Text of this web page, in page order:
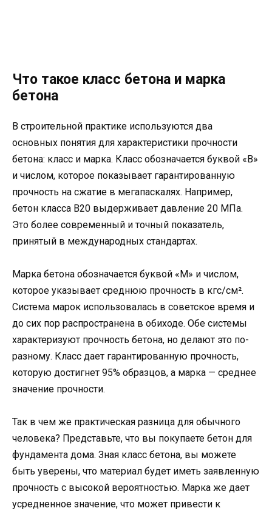
Что такое класс бетона и марка
бетона
В строительной практике используются два
основных понятия для характеристики прочности
бетона: класс и марка. Класс обозначается буквой «В»
и числом, которое показывает гарантированную
прочность на сжатие в мегапаскалях. Например,
бетон класса В20 выдерживает давление 20 МПа.
Это более современный и точный показатель,
принятый в международных стандартах.
Марка бетона обозначается буквой «М» и числом,
которое указывает среднюю прочность в кгс/см².
Система марок использовалась в советское время и
до сих пор распространена в обиходе. Обе системы
характеризуют прочность бетона, но делают это по-
разному. Класс дает гарантированную прочность,
которую достигнет 95% образцов, а марка — среднее
значение прочности.
Так в чем же практическая разница для обычного
человека? Представьте, что вы покупаете бетон для
фундамента дома. Зная класс бетона, вы можете
быть уверены, что материал будет иметь заявленную
прочность с высокой вероятностью. Марка же дает
усредненное значение, что может привести к